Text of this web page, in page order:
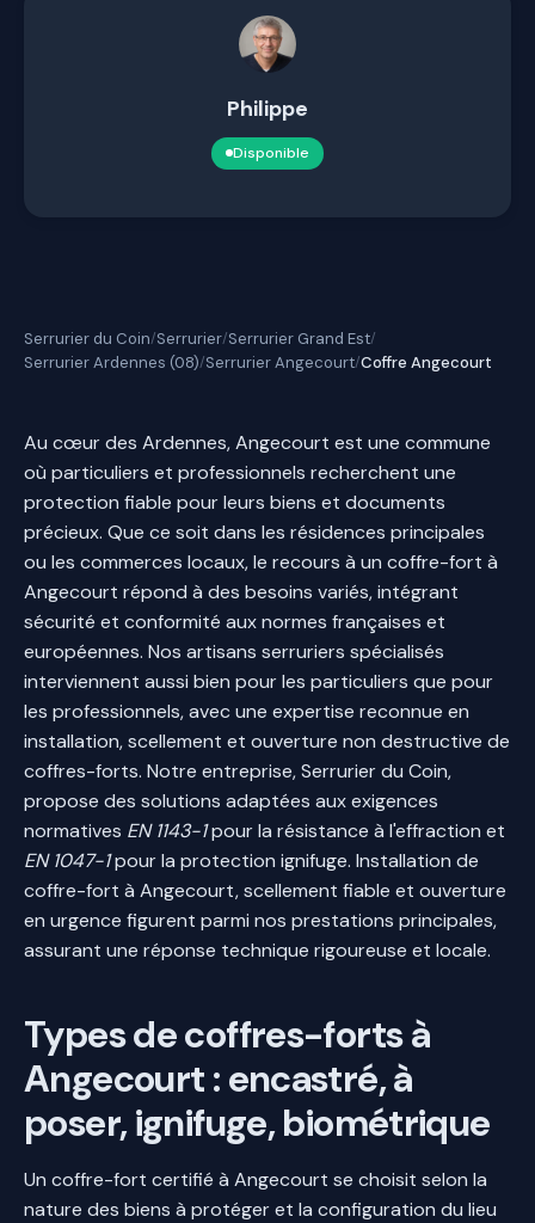
Philippe
Disponible
Serrurier du Coin/Serrurier/Serrurier Grand Est/
Serrurier Ardennes (08)/Serrurier Angecourt/Coffre Angecourt
Au cœur des Ardennes, Angecourt est une commune
où particuliers et professionnels recherchent une
protection fiable pour leurs biens et documents
précieux. Que ce soit dans les résidences principales
ou les commerces locaux, le recours à un coffre-fort à
Angecourt répond à des besoins variés, intégrant
sécurité et conformité aux normes françaises et
européennes. Nos artisans serruriers spécialisés
interviennent aussi bien pour les particuliers que pour
les professionnels, avec une expertise reconnue en
installation, scellement et ouverture non destructive de
coffres-forts. Notre entreprise, Serrurier du Coin,
propose des solutions adaptées aux exigences
normatives EN 1143-1pour la résistance à l'effraction et
EN 1047-1pour la protection ignifuge. Installation de
coffre-fort à Angecourt, scellement fiable et ouverture
en urgence figurent parmi nos prestations principales,
assurant une réponse technique rigoureuse et locale.
Types de coffres-forts à
Angecourt : encastré, à
poser, ignifuge, biométrique
Un coffre-fort certifié à Angecourt se choisit selon la
nature des biens à protéger et la configuration du lieu